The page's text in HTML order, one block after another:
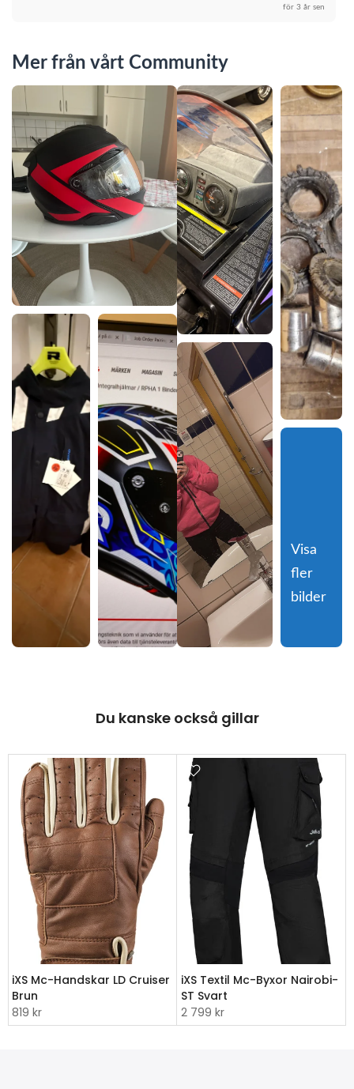
för 3 år sen
Mer från vårt Community
Visa
fler
bilder
Du kanske också gillar
iXS Mc-Handskar LD Cruiser
Brun
819 kr
iXS Textil Mc-Byxor Nairobi-
ST Svart
2 799 kr